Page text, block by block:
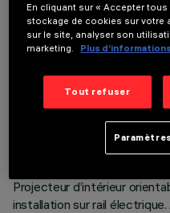
DONNÉES
Projecteur d’intérieur
installation sur rail
En cliquant sur « Accepter
stockage de cookies sur votre
sur le site, analyser son
marketing.
Plus d’informations
Tout refuser